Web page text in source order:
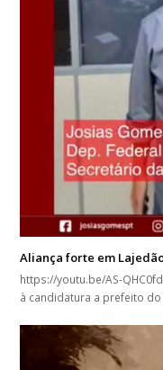
Aliança forte em
https://youtu.be/AS-
à candidatura a prefeito